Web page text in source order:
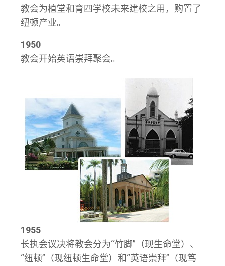
教会为植堂和育四学校未来建校之用，购置了
纽顿产业。
1950
教会开始英语崇拜聚会。
1955
长执会议决将教会分为“竹脚”（现生命堂）、
“纽顿”（现纽顿生命堂）和“英语崇拜”（现笃